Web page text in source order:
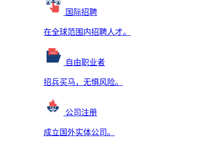
国际招聘
在全球范围内招聘人才。
自由职业者
招兵买马，无惧风险。
公司注册
成立国外实体公司。